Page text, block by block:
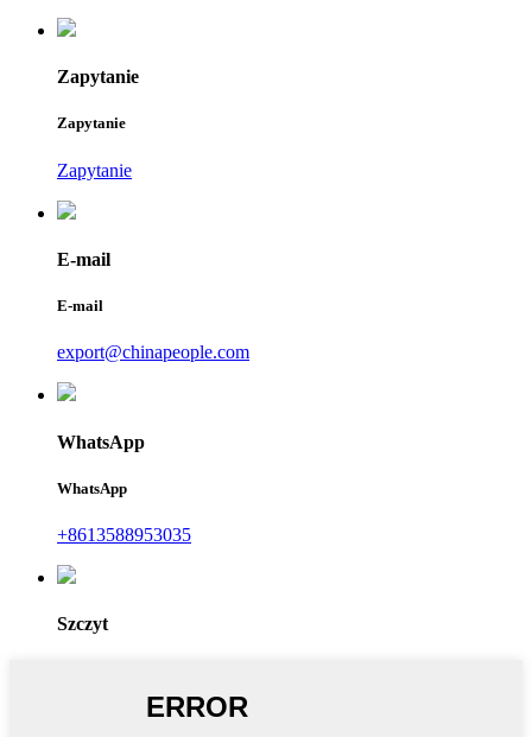
Zapytanie
Zapytanie
Zapytanie
E-mail
E-mail
export@chinapeople.com
WhatsApp
WhatsApp
+8613588953035
Szczyt